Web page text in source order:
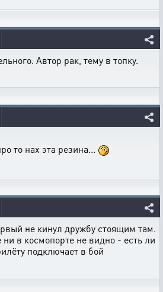
Автор рак, тему в топку.
то нах эта резина...
не кинул дружбу стоящим там.
ни в космопорте не видно - есть ли
подключает в бой